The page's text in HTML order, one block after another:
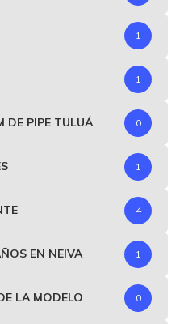
1
1
DE PIPE TULUÁ 0
1
4
EN NEIVA 1
LA MODELO 0